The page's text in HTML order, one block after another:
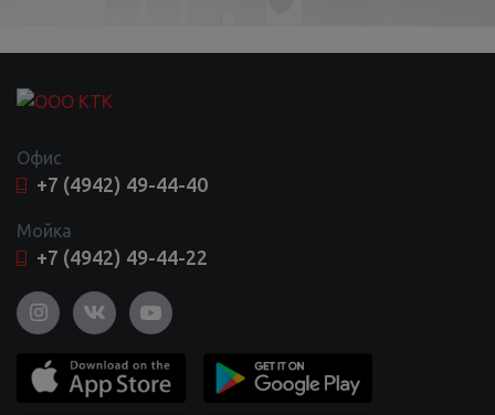
Офис
+7 (4942) 49-44-40
Мойка
+7 (4942) 49-44-22